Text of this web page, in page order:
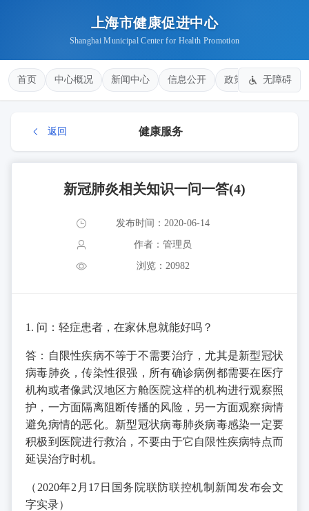
上海市健康促进中心
Shanghai Municipal Center for Health Promotion
首页 中心概况 新闻中心 信息公开 政策法规 健康
无障碍
返回 健康服务
新冠肺炎相关知识一问一答(4)
发布时间：2020-06-14
作者：管理员
浏览：20982
1. 问：轻症患者，在家休息就能好吗？
答：自限性疾病不等于不需要治疗，尤其是新型冠状
病毒肺炎，传染性很强，所有确诊病例都需要在医疗
机构或者像武汉地区方舱医院这样的机构进行观察照
护，一方面隔离阻断传播的风险，另一方面观察病情
避免病情的恶化。新型冠状病毒肺炎病毒感染一定要
积极到医院进行救治，不要由于它自限性疾病特点而
延误治疗时机。
（2020年2月17日国务院联防联控机制新闻发布会文
字实录）